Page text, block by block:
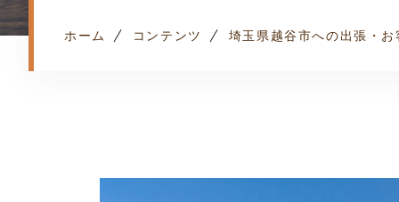
ホーム コンテンツ 埼玉県越谷市への出張・お